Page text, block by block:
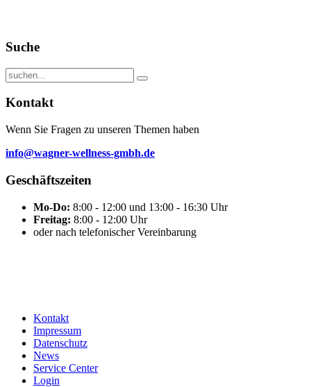
Suche
Kontakt
Wenn Sie Fragen zu unseren Themen haben
info@wagner-wellness-gmbh.de
Geschäftszeiten
Mo-Do: 8:00 - 12:00 und 13:00 - 16:30 Uhr
Freitag: 8:00 - 12:00 Uhr
oder nach telefonischer Vereinbarung
Kontakt
Impressum
Datenschutz
News
Service Center
Login